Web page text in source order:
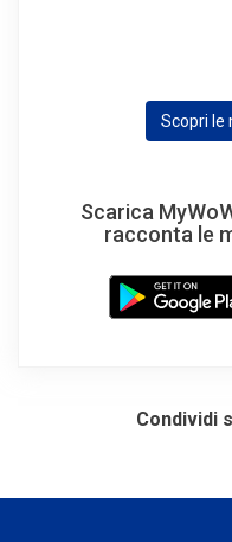
Scopri le
Scarica
racconta le
Condividi